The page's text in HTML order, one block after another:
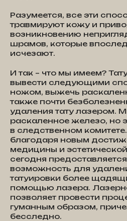
Разумеется, все эти
травмируют кожу и
возникновению
шрамов, которые
исчезают.
И так – что мы имеем?
вывести следующими
ножом, выжечь
также почти
удаления тату лазером.
раскаленное железо, но
в следственном
благодаря новым
медицины и
сегодня
возможность для
татуировки более
помощью лазера.
позволяет провести
гуманным образом,
бесследно.